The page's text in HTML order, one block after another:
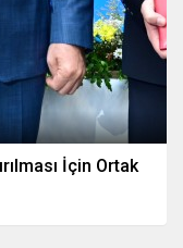
İçin Ortak